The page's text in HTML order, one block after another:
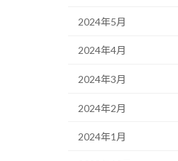
2024年5月
2024年4月
2024年3月
2024年2月
2024年1月